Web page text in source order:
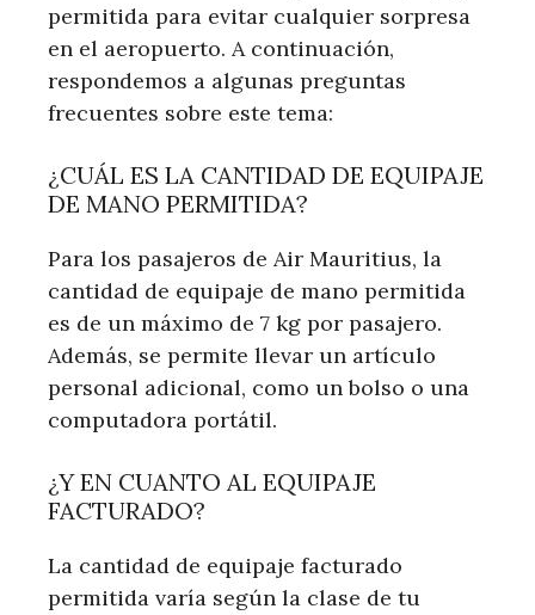
permitida para evitar cualquier sorpresa
en el aeropuerto. A continuación,
respondemos a algunas preguntas
frecuentes sobre este tema:
¿CUÁL ES LA CANTIDAD DE EQUIPAJE
DE MANO PERMITIDA?
Para los pasajeros de Air Mauritius, la
cantidad de equipaje de mano permitida
es de un máximo de 7 kg por pasajero.
Además, se permite llevar un artículo
personal adicional, como un bolso o una
computadora portátil.
¿Y EN CUANTO AL EQUIPAJE
FACTURADO?
La cantidad de equipaje facturado
permitida varía según la clase de tu